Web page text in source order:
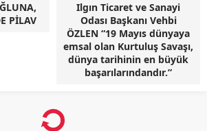
PİLAV
Ilgın Ticaret ve Sanayi
Odası Başkanı Vehbi
ÖZLEN “19 Mayıs dünyaya
emsal olan Kurtuluş Savaşı,
dünya tarihinin en büyük
başarılarındandır.”